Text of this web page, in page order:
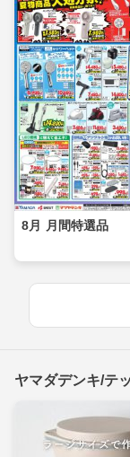
8月 月間特選品
ヤマダデンキ/テ